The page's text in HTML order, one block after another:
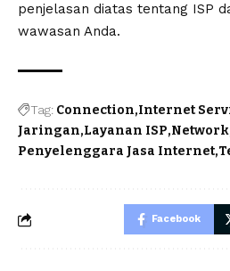
penjelasan diatas tentang ISP
wawasan Anda.
Tag: Connection Internet
Jaringan Layanan ISP Network
Penyelenggara Jasa Internet
Facebook